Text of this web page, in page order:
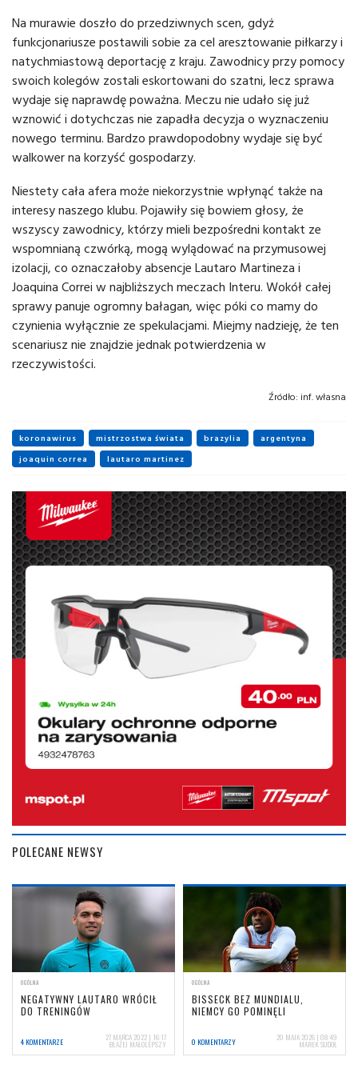
Na murawie doszło do przedziwnych scen, gdyż
funkcjonariusze postawili sobie za cel aresztowanie piłkarzy i
natychmiastową deportację z kraju. Zawodnicy przy pomocy
swoich kolegów zostali eskortowani do szatni, lecz sprawa
wydaje się naprawdę poważna. Meczu nie udało się już
wznowić i dotychczas nie zapadła decyzja o wyznaczeniu
nowego terminu. Bardzo prawdopodobny wydaje się być
walkower na korzyść gospodarzy.
Niestety cała afera może niekorzystnie wpłynąć także na
interesy naszego klubu. Pojawiły się bowiem głosy, że
wszyscy zawodnicy, którzy mieli bezpośredni kontakt ze
wspomnianą czwórką, mogą wylądować na przymusowej
izolacji, co oznaczałoby absencje Lautaro Martineza i
Joaquina Correi w najbliższych meczach Interu. Wokół całej
sprawy panuje ogromny bałagan, więc póki co mamy do
czynienia wyłącznie ze spekulacjami. Miejmy nadzieję, że ten
scenariusz nie znajdzie jednak potwierdzenia w
rzeczywistości.
Źródło: inf. własna
koronawirus mistrzostwa świata brazylia
argentyna
joaquin correa
lautaro martinez
POLECANE NEWSY
OGÓLNA
NEGATYWNY LAUTARO WRÓCIŁ
DO TRENINGÓW
4 KOMENTARZE 27 MARCA 2022 | 16:17
BŁAŻEJ MAŁOLEPSZY
OGÓLNA
BISSECK BEZ MUNDIALU,
NIEMCY GO POMINĘLI
0 KOMENTARZY 20 MAJA 2026 | 08:49
MAREK SUDOŁ